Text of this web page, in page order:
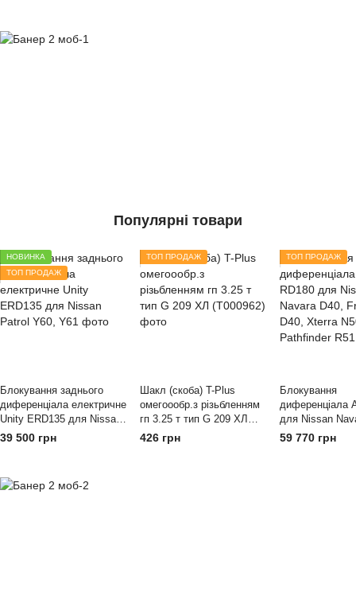
Популярні товари
НОВИНКА
ТОП ПРОДАЖ
Блокування заднього
диференціала електричне
Unity ERD135 для Nissan
Patrol Y60, Y61
39 500 грн
ТОП ПРОДАЖ
Шакл (скоба) T-Plus
омегоообр.з різьбленням
гп 3.25 т тип G 209 ХЛ
(T000962)
426 грн
ТОП ПРОДАЖ
Блокування
диференціала
для Nissan
Frontier D40,
Pathfinder R51
59 770 грн